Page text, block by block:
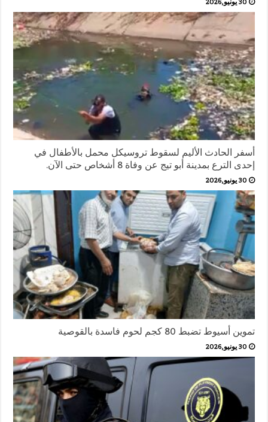
أسفر الحادث الأليم لسقوط تروسيكل محمل بالأطفال في
إحدى الترع بمدينة أبو تيج عن وفاة 8 أشخاص حتى الآن.
30 يونيو,2026
تموين أسيوط تضبط 80 كجم لحوم فاسدة بالقوصية
30 يونيو,2026